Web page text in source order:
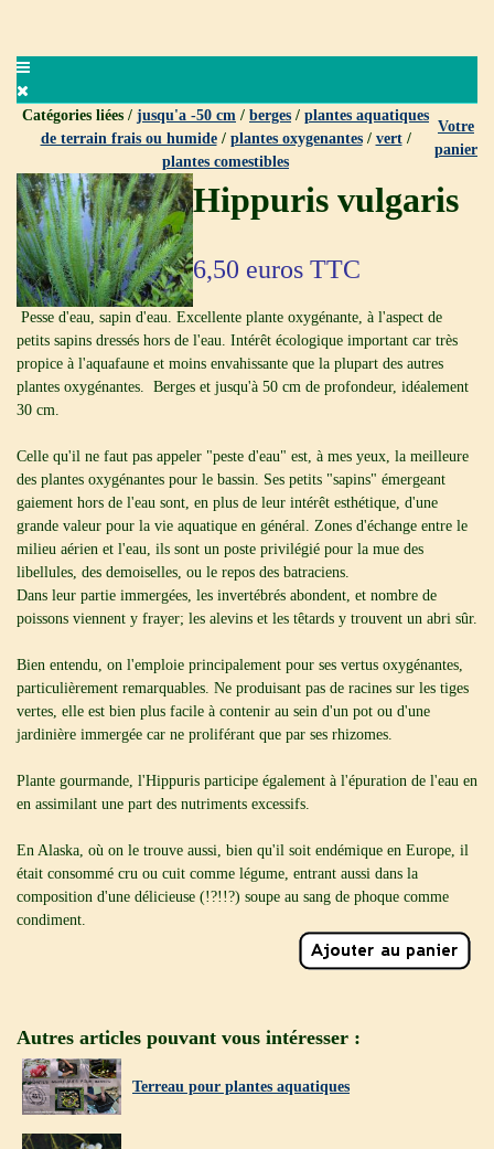
Catégories liées / jusqu'a -50 cm / berges / plantes aquatiques
de terrain frais ou humide/ plantes oxygenantes/ vert/
plantes comestibles
Votre
panier
Hippuris vulgaris
6,50 euros TTC
Pesse d'eau, sapin d'eau. Excellente plante oxygénante, à l'aspect de
petits sapins dressés hors de l'eau. Intérêt écologique important car très
propice à l'aquafaune et moins envahissante que la plupart des autres
plantes oxygénantes. Berges et jusqu'à 50 cm de profondeur, idéalement
30 cm.
Celle qu'il ne faut pas appeler "peste d'eau" est, à mes yeux, la meilleure
des plantes oxygénantes pour le bassin. Ses petits "sapins" émergeant
gaiement hors de l'eau sont, en plus de leur intérêt esthétique, d'une
grande valeur pour la vie aquatique en général. Zones d'échange entre le
milieu aérien et l'eau, ils sont un poste privilégié pour la mue des
libellules, des demoiselles, ou le repos des batraciens.
Dans leur partie immergées, les invertébrés abondent, et nombre de
poissons viennent y frayer; les alevins et les têtards y trouvent un abri sûr.
Bien entendu, on l'emploie principalement pour ses vertus oxygénantes,
particulièrement remarquables. Ne produisant pas de racines sur les tiges
vertes, elle est bien plus facile à contenir au sein d'un pot ou d'une
jardinière immergée car ne proliférant que par ses rhizomes.
Plante gourmande, l'Hippuris participe également à l'épuration de l'eau en
en assimilant une part des nutriments excessifs.
En Alaska, où on le trouve aussi, bien qu'il soit endémique en Europe, il
était consommé cru ou cuit comme légume, entrant aussi dans la
composition d'une délicieuse (!?!!?) soupe au sang de phoque comme
condiment.
Autres articles pouvant vous intéresser :
Terreau pour plantes aquatiques